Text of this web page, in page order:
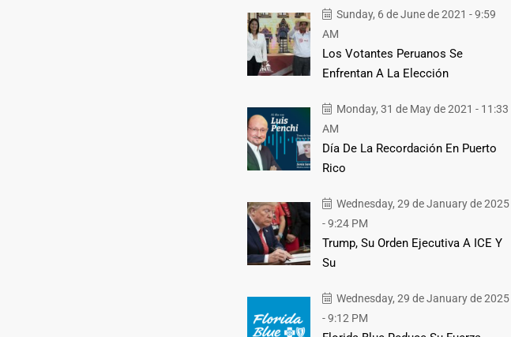
Sunday, 6 de June de 2021 - 9:59
AM
Los Votantes Peruanos Se
Enfrentan A La Elección
Monday, 31 de May de 2021 - 11:33
AM
Día De La Recordación En Puerto
Rico
Wednesday, 29 de January de 2025
- 9:24 PM
Trump, Su Orden Ejecutiva A ICE Y
Su
Wednesday, 29 de January de 2025
- 9:12 PM